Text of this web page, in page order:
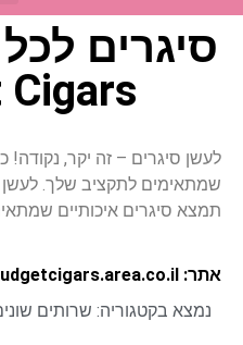
Cigars
לעשן סיגרים – זה יקר, נקודה!
שמתאימים לתקציב שלך. לעשן
תמצא סיגרים איכותיים
אתר: http://www.lowbudgetcigars.area.co.il
נמצא בקטגוריה: שרותים